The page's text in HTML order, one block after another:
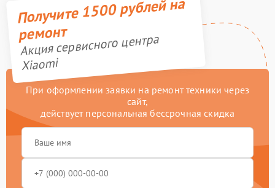
Получите 1500 рублей на
ремонт
Акция сервисного центра
Xiaomi
При оформлении заявки на ремонт техники через
сайт,
действует персональная бессрочная скидка